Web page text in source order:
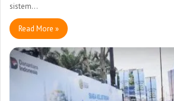
sistem…
Read More »